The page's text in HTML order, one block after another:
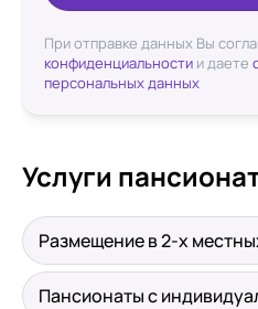
При отправке данных Вы
конфиденциальности и даете
персональных данных
Услуги
Размещение в 2-х
Пансионаты с